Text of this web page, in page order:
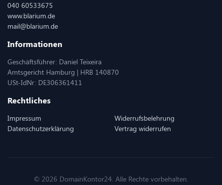
040 60533675
www.blarium.de
mail@blarium.de
Informationen
Geschäftsführer: Daniel Teixeira
Amtsgericht Hamburg | HRB 140870
USt-IdNr: DE306361411
Rechtliches
Impressum
Datenschutzerklärung
Widerrufsbelehrung
Vertrag widerrufen
© 2026 DomainKontor24. Alle Rechte vorbehalten.